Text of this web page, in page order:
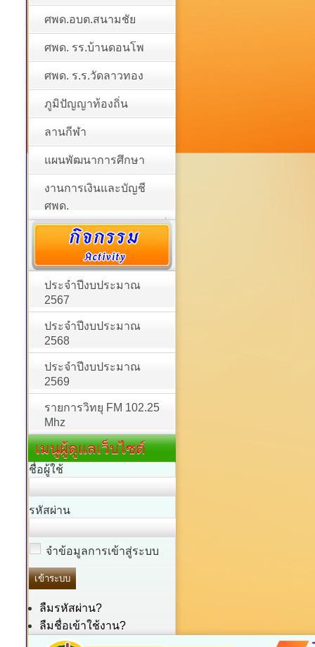
ศพด.อบต.สนามชัย
ศพด. รร.บ้านดอนโพ
ศพด. ร.ร.วัดลาวทอง
ภูมิปัญญาท้องถิ่น
ลานกีฬา
แผนพัฒนาการศึกษา
งานการเงินและบัญชี
ศพด.
ประจำปีงบประมาณ
2567
ประจำปีงบประมาณ
2568
ประจำปีงบประมาณ
2569
รายการวิทยุ FM 102.25
Mhz
เมนูผู้ดูแลเว็บไซต์
ชื่อผู้ใช้
รหัสผ่าน
จำข้อมูลการเข้าสู่ระบบ
ลืมรหัสผ่าน?
ลืมชื่อเข้าใช้งาน?